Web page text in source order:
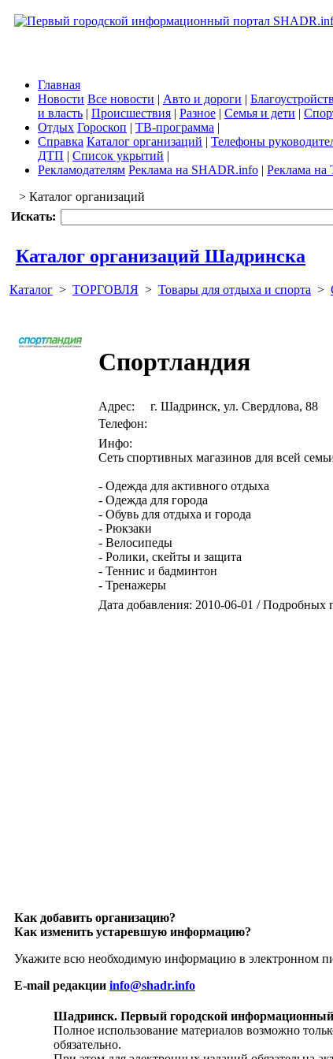
Главная
Новости Все новости | Авто и дороги |
и власть | Происшествия | Разное | Семья и дети |
Отдых Гороскоп | ТВ-программа |
Справка Каталог организаций | Телефоны
ДТП | Список укрытий |
Рекламодателям Реклама на SHADR.info | Реклама
> Каталог организаций
Искать:
Каталог организаций Шадринска
Каталог > ТОРГОВЛЯ > Товары для отдыха и спорта >
Спортландия
Адрес:
г. Шадринск, ул. Свердлова, 88
Телефон:
Инфо:
Сеть спортивных магазинов для всей
- Одежда для активного отдыха
- Одежда для города
- Обувь для отдыха и города
- Рюкзаки
- Велосипеды
- Ролики, скейты и защита
- Теннис и бадминтон
- Тренажеры
Дата добавления: 2010-06-01 / Подробных
Как добавить организацию?
Как изменить устаревшую информацию?
Укажите всю необходимую информацию в электронном
E-mail редакции info@shadr.info
Шадринск. Первый городской
Полное использование материалов возможно
обязательно.